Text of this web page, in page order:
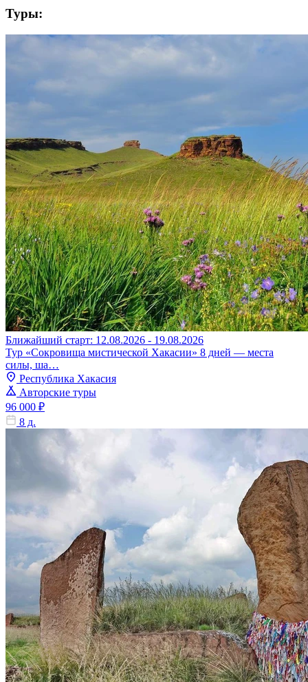
Туры:
Ближайший старт: 12.08.2026 - 19.08.2026
Тур «Сокровища мистической Хакасии» 8 дней — места
силы, ша…
Республика Хакасия
Авторские туры
96 000 ₽
8 д.